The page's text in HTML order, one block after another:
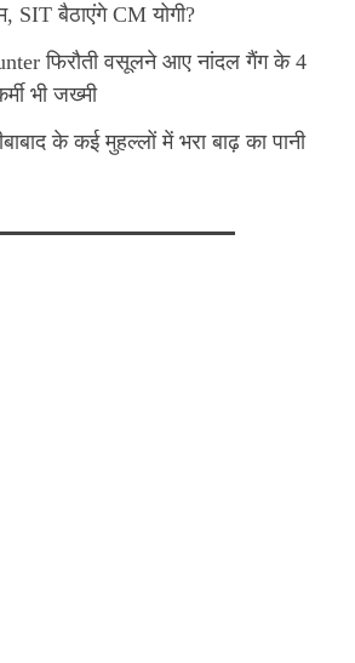
SIT बैठाएंगे CM योगी?
फिरौती वसूलने आए नांदल गैंग के 4
भी जख्मी
के कई मुहल्लों में भरा बाढ़ का पानी